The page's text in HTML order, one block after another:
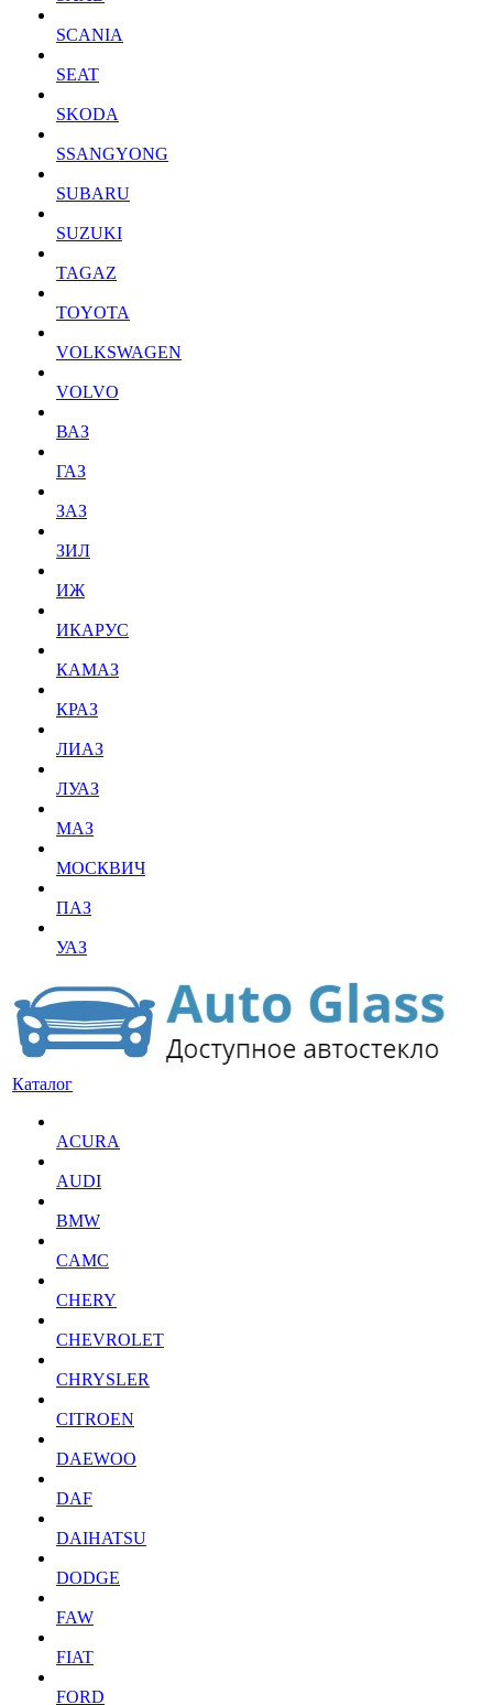
SCANIA
SEAT
SKODA
SSANGYONG
SUBARU
SUZUKI
TAGAZ
TOYOTA
VOLKSWAGEN
VOLVO
ВАЗ
ГАЗ
ЗАЗ
ЗИЛ
ИЖ
ИКАРУС
КАМАЗ
КРАЗ
ЛИАЗ
ЛУАЗ
МАЗ
МОСКВИЧ
ПАЗ
УАЗ
Каталог
ACURA
AUDI
BMW
CAMC
CHERY
CHEVROLET
CHRYSLER
CITROEN
DAEWOO
DAF
DAIHATSU
DODGE
FAW
FIAT
FORD